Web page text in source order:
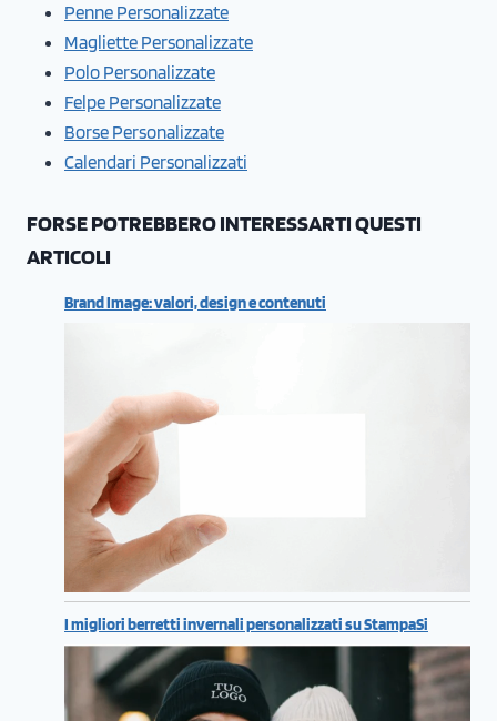
Penne Personalizzate
Magliette Personalizzate
Polo Personalizzate
Felpe Personalizzate
Borse Personalizzate
Calendari Personalizzati
FORSE POTREBBERO INTERESSARTI QUESTI
ARTICOLI
Brand Image: valori, design e contenuti
I migliori berretti invernali personalizzati su StampaSi